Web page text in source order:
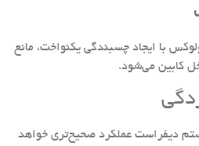
با ایجاد چسبندگی یکنواخت، مانع
کابین می‌شود.
دیفراست عملکرد صحیح‌تری خواهد